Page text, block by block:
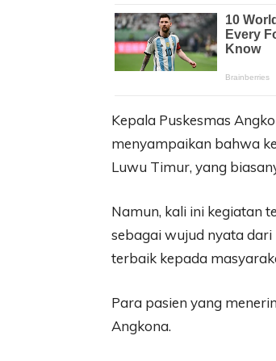
Kepala Puskesmas
menyampaikan bahwa
Luwu Timur, yang
Namun, kali ini kegiatan
sebagai wujud nyata
terbaik kepada
Para pasien yang
Angkona.